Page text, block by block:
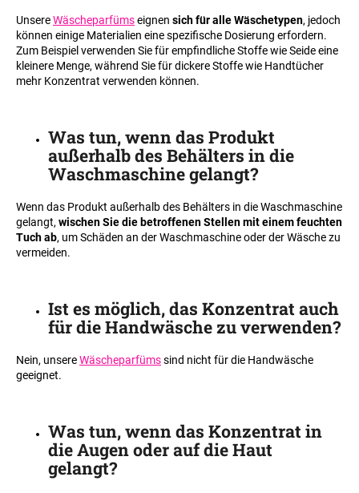
UnsereWäscheparfümseignen sich für alle Wäschetypen, jedoch
können einige Materialien eine spezifische Dosierung erfordern.
Zum Beispiel verwenden Sie für empfindliche Stoffe wie Seide eine
kleinere Menge, während Sie für dickere Stoffe wie Handtücher
mehr Konzentrat verwenden können.
Was tun, wenn das Produkt
außerhalb des Behälters in die
Waschmaschine gelangt?
Wenn das Produkt außerhalb des Behälters in die Waschmaschine
gelangt,wischen Sie die betroffenen Stellen mit einem feuchten
Tuch ab, um Schäden an der Waschmaschine oder der Wäsche zu
vermeiden.
Ist es möglich, das Konzentrat auch
für die Handwäsche zu verwenden?
Nein, unsereWäscheparfümssind nicht für die Handwäsche
geeignet.
Was tun, wenn das Konzentrat in
die Augen oder auf die Haut
gelangt?
l
e
n